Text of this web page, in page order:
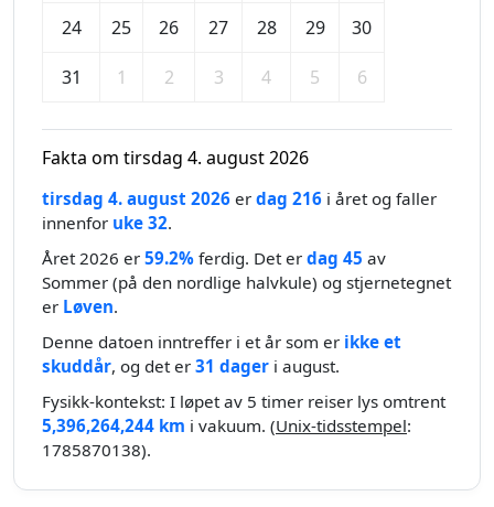
24 25 26 27 28 29 30
31 1 2 3 4 5 6
Fakta om tirsdag 4. august 2026
tirsdag 4. august 2026 er dag 216 i året og faller
innenfor uke 32.
Året 2026 er 59.2% ferdig. Det er dag 45 av
Sommer (på den nordlige halvkule) og stjernetegnet
er Løven.
Denne datoen inntreffer i et år som er ikke et
skuddår, og det er 31 dager i august.
Fysikk-kontekst: I løpet av 5 timer reiser lys omtrent
5,396,264,244 km i vakuum. (Unix-tidsstempel:
1785870138).